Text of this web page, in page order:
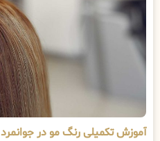
آموزش تکمیلی رنگ مو در جوانمرد